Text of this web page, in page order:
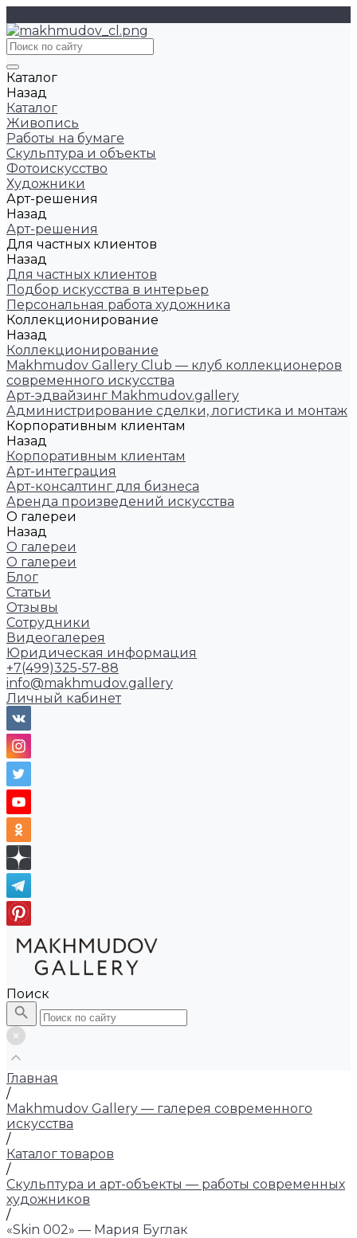
Каталог
Назад
Каталог
Живопись
Работы на бумаге
Скульптура и объекты
Фотоискусство
Художники
Арт-решения
Назад
Арт-решения
Для частных клиентов
Назад
Для частных клиентов
Подбор искусства в интерьер
Персональная работа художника
Коллекционирование
Назад
Коллекционирование
Makhmudov Gallery Club — клуб коллекционеров
современного искусства
Арт-эдвайзинг Makhmudov.gallery
Администрирование сделки, логистика и монтаж
Корпоративным клиентам
Назад
Корпоративным клиентам
Арт-интеграция
Арт-консалтинг для бизнеса
Аренда произведений искусства
О галереи
Назад
О галереи
О галереи
Блог
Статьи
Отзывы
Сотрудники
Видеогалерея
Юридическая информация
+7(499)325-57-88
info@makhmudov.gallery
Личный кабинет
Поиск
Главная
/
Makhmudov Gallery — галерея современного
искусства
/
Каталог товаров
/
Скульптура и арт-объекты — работы современных
художников
/
«Skin 002» — Мария Буглак